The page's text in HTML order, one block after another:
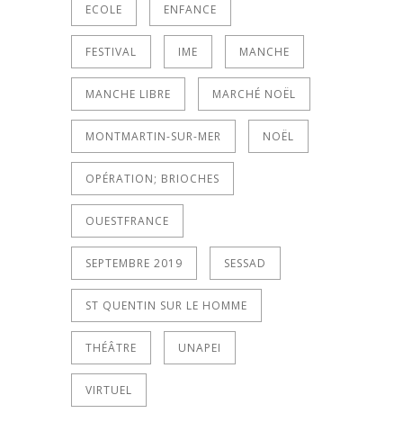
ECOLE ENFANCE
FESTIVAL IME MANCHE
MANCHE LIBRE MARCHÉ NOËL
MONTMARTIN-SUR-MER NOËL
OPÉRATION; BRIOCHES
OUESTFRANCE
SEPTEMBRE 2019 SESSAD
ST QUENTIN SUR LE HOMME
THÉÂTRE UNAPEI
VIRTUEL